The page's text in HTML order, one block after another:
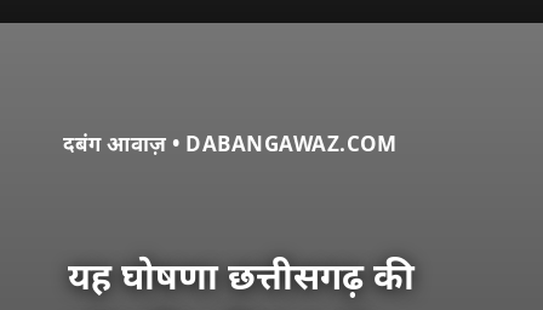
दबंग आवाज़ • DABANGAWAZ.COM
यह घोषणा छत्तीसगढ़ की